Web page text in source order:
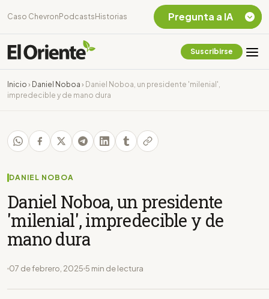
Caso Chevron Podcasts Historias
Suscribirse
Inicio › Daniel Noboa › Daniel Noboa, un presidente 'milenial',
impredecible y de mano dura
DANIEL NOBOA
Daniel Noboa, un presidente
'milenial', impredecible y de
mano dura
07 de febrero, 2025 5 min de lectura
Pregunta a IA
Chevron Ecuador